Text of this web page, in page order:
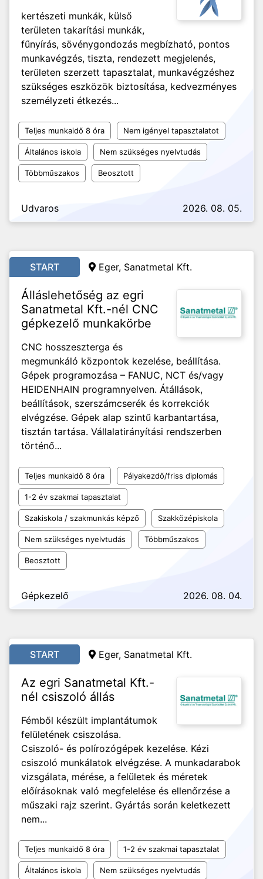
kertészeti munkák, külső
területen takarítási munkák,
fűnyírás, sövénygondozás megbízható, pontos
munkavégzés, tiszta, rendezett megjelenés,
területen szerzett tapasztalat, munkavégzéshez
szükséges eszközök biztosítása, kedvezményes
személyzeti étkezés...
Teljes munkaidő 8 óra Nem igényel tapasztalatot
Általános iskola Nem szükséges nyelvtudás
Többműszakos Beosztott
Udvaros 2026. 08. 05.
START Eger, Sanatmetal Kft.
Álláslehetőség az egri
Sanatmetal Kft.-nél CNC
gépkezelő munkakörbe
CNC hosszeszterga és
megmunkáló központok kezelése, beállítása.
Gépek programozása – FANUC, NCT és/vagy
HEIDENHAIN programnyelven. Átállások,
beállítások, szerszámcserék és korrekciók
elvégzése. Gépek alap szintű karbantartása,
tisztán tartása. Vállalatirányítási rendszerben
történő...
Teljes munkaidő 8 óra Pályakezdő/friss diplomás
1-2 év szakmai tapasztalat
Szakiskola / szakmunkás képző Szakközépiskola
Nem szükséges nyelvtudás Többműszakos
Beosztott
Gépkezelő 2026. 08. 04.
START Eger, Sanatmetal Kft.
Az egri Sanatmetal Kft.-
nél csiszoló állás
Fémből készült implantátumok
felületének csiszolása.
Csiszoló- és polírozógépek kezelése. Kézi
csiszoló munkálatok elvégzése. A munkadarabok
vizsgálata, mérése, a felületek és méretek
előírásoknak való megfelelése és ellenőrzése a
műszaki rajz szerint. Gyártás során keletkezett
nem...
Teljes munkaidő 8 óra 1-2 év szakmai tapasztalat
Általános iskola Nem szükséges nyelvtudás